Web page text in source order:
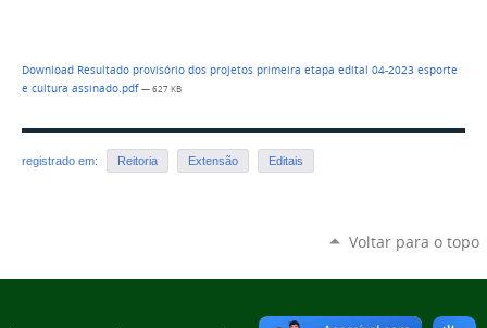
Download Resultado provisório dos projetos primeira etapa edital 04-2023 esporte
e cultura assinado.pdf— 627 KB
registrado em: Reitoria Extensão Editais
Voltar para o topo